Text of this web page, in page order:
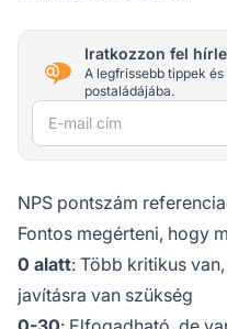
Iratkozzon fel
A legfrissebb tippek
postaládájába.
E-mail cím
NPS pontszám
Fontos megérteni, hogy
0 alatt: Több kritikus
javításra van szükség